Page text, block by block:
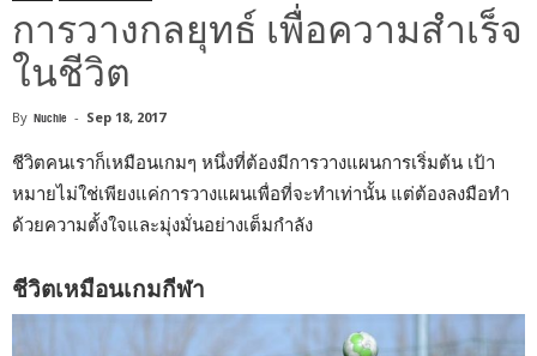
การวางกลยุทธ์ เพื่อความสำเร็จ
ในชีวิต
By Nuchie - Sep 18, 2017
ชีวิตคนเราก็เหมือนเกมๆ หนึ่งที่ต้องมีการวางแผนการเริ่มต้น เป้า
หมายไม่ใช่เพียงแค่การวางแผนเพื่อที่จะทำเท่านั้น แต่ต้องลงมือทำ
ด้วยความตั้งใจและมุ่งมั่นอย่างเต็มกำลัง
ชีวิตเหมือนเกมกีฬา